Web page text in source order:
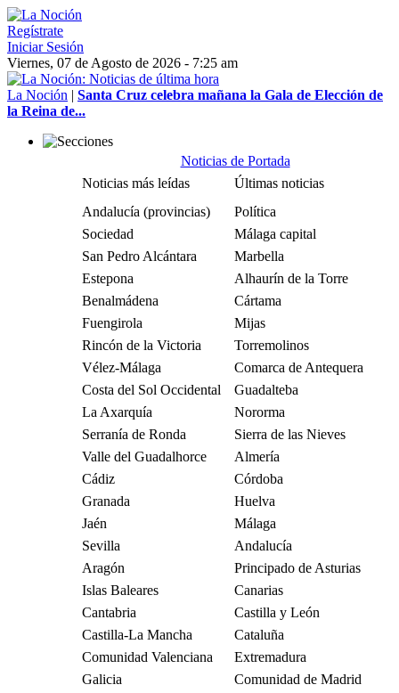
Regístrate
Iniciar Sesión
Viernes, 07 de Agosto de 2026 - 7:25 am
La Noción | Santa Cruz celebra mañana la Gala de Elección de
la Reina de...
Noticias de Portada
Noticias más leídas
Últimas noticias
Andalucía (provincias)
Política
Sociedad
Málaga capital
San Pedro Alcántara
Marbella
Estepona
Alhaurín de la Torre
Benalmádena
Cártama
Fuengirola
Mijas
Rincón de la Victoria
Torremolinos
Vélez-Málaga
Comarca de Antequera
Costa del Sol Occidental
Guadalteba
La Axarquía
Nororma
Serranía de Ronda
Sierra de las Nieves
Valle del Guadalhorce
Almería
Cádiz
Córdoba
Granada
Huelva
Jaén
Málaga
Sevilla
Andalucía
Aragón
Principado de Asturias
Islas Baleares
Canarias
Cantabria
Castilla y León
Castilla-La Mancha
Cataluña
Comunidad Valenciana
Extremadura
Galicia
Comunidad de Madrid